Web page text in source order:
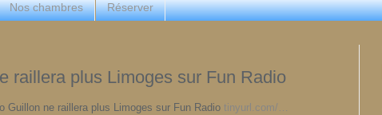
Nos chambres Réserver
raillera plus Limoges sur Fun Radio
Guillon ne raillera plus Limoges sur Fun Radio tinyurl.com/…